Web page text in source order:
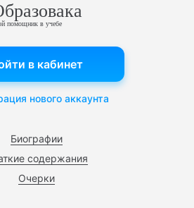
помощник в учебе
Биографии
содержания
Очерки
в кабинет
нового аккаунта